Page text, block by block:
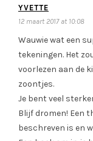
YVETTE
12 maart 2017 at 10:08
Wauwie wat een
tekeningen. Het
voorlezen aan de
zoontjes.
Je bent veel
Blijf dromen! Een
beschreven is en